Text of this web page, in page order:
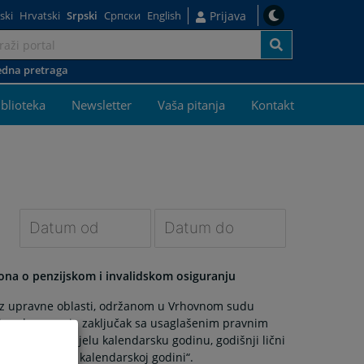
Hrvatski Srpski Српски English Prijava
pretraga
Newsletter Vaša pitanja Kontakt
forward
interact
forward
interact
with
the
o penzijskom i invalidskom osiguranju
upravne oblasti, održanom u Vrhovnom sudu
donesen je zaključak sa usaglašenim pravnim
za cijelu kalendarsku godinu, godišnji lični
u toj kalendarskoj godini“.